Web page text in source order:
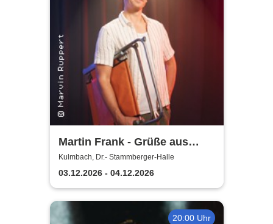
Martin Frank - Grüße aus
Allegro Süd
Kulmbach, Dr.- Stammberger-Halle
03.12.2026 - 04.12.2026
20:00 Uhr